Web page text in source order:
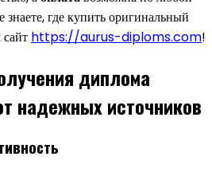
знаете, где купить оригинальный
https://aurus-diploms.com!
диплома
надежных источников